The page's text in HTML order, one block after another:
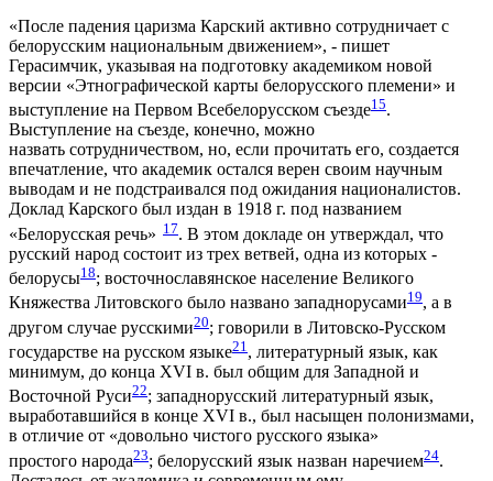
«После падения царизма Карский активно сотрудничает с
белорусским национальным движением», - пишет
Герасимчик, указывая на подготовку академиком новой
версии «Этнографической карты белорусского племени» и
выступление на Первом Всебелорусском съезде15.
Выступление на съезде, конечно, можно
назвать сотрудничеством, но, если прочитать его, создается
впечатление, что академик остался верен своим научным
выводам и не подстраивался под ожидания националистов.
Доклад Карского был издан в 1918 г. под названием
«Белорусская речь» 17. В этом докладе он утверждал, что
русский народ состоит из трех ветвей, одна из которых -
белорусы18; восточнославянское население Великого
Княжества Литовского было названо западнорусами19, а в
другом случае русскими20; говорили в Литовско-Русском
государстве на русском языке21 , литературный язык, как
минимум, до конца XVI в. был общим для Западной и
Восточной Руси22; западнорусский литературный язык,
выработавшийся в конце XVI в., был насыщен полонизмами,
в отличие от «довольно чистого русского языка»
простого народа23; белорусский язык назван наречием24.